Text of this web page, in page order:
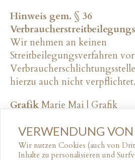
Hinweis gem. § 36
Wir nehmen an keinen
Streitbeilegungsverfahren
hierzu auch nicht verpflichtet.
GrafikMarie Mai | Grafik
VERWENDUNG
Wir nutzen Cookies (auch von
Inhalte zu personalisieren und